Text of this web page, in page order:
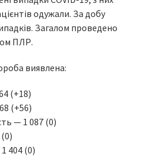
одужали. За добу
Загалом проведено
ПЛР.
виявлена:
(+18)
(+56)
— 1 087 (0)
404 (0)